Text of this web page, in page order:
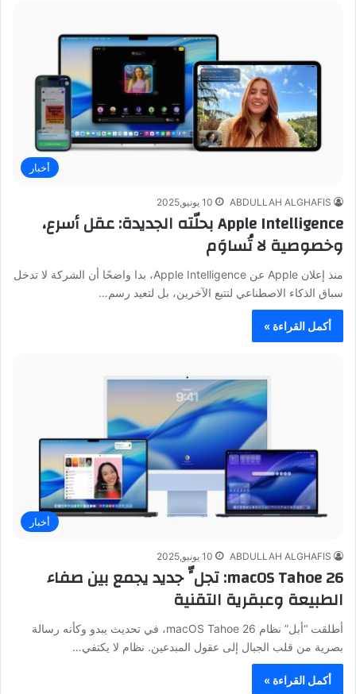
أخبار
ABDULLAH ALGHAFIS 10 يونيو,2025
Apple Intelligence بحلّته الجديدة: عقل أسرع،
وخصوصية لا تُساوَم
منذ إعلان Apple عن Apple Intelligence، بدا واضحًا أن الشركة لا تدخل
سباق الذكاء الاصطناعي لتتبع الآخرين، بل لتعيد رسم…
أكمل القراءة »
أخبار
ABDULLAH ALGHAFIS 10 يونيو,2025
macOS Tahoe 26: تجلٍّ جديد يجمع بين صفاء
الطبيعة وعبقرية التقنية
أطلقت “أبل” نظام macOS Tahoe 26، في تحديث يبدو وكأنه رسالة
بصرية من قلب الجبال إلى عقول المبدعين. نظام لا يكتفي…
أكمل القراءة »